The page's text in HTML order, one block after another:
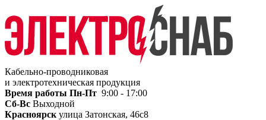
Кабельно-проводниковая
и электротехническая продукция
Время работы Пн-Пт 9:00 - 17:00
Сб-Вс Выходной
Красноярск улица Затонская, 46с8